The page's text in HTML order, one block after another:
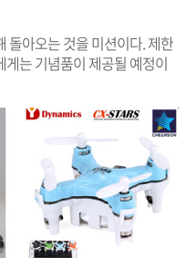
돌아오는 것을 미션이다. 제한
는 기념품이 제공될 예정이